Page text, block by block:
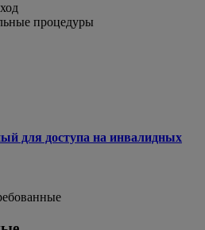
процедуры
для доступа на инвалидных